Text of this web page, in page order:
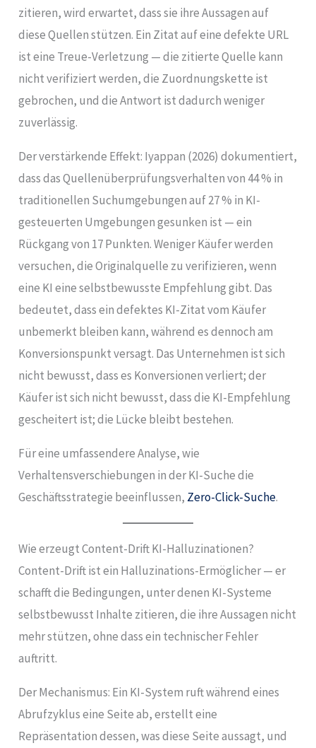
zitieren, wird erwartet, dass sie ihre Aussagen auf
diese Quellen stützen. Ein Zitat auf eine defekte URL
ist eine Treue-Verletzung — die zitierte Quelle kann
nicht verifiziert werden, die Zuordnungskette ist
gebrochen, und die Antwort ist dadurch weniger
zuverlässig.
Der verstärkende Effekt: Iyappan (2026) dokumentiert,
dass das Quellenüberprüfungsverhalten von 44 % in
traditionellen Suchumgebungen auf 27 % in KI-
gesteuerten Umgebungen gesunken ist — ein
Rückgang von 17 Punkten. Weniger Käufer werden
versuchen, die Originalquelle zu verifizieren, wenn
eine KI eine selbstbewusste Empfehlung gibt. Das
bedeutet, dass ein defektes KI-Zitat vom Käufer
unbemerkt bleiben kann, während es dennoch am
Konversionspunkt versagt. Das Unternehmen ist sich
nicht bewusst, dass es Konversionen verliert; der
Käufer ist sich nicht bewusst, dass die KI-Empfehlung
gescheitert ist; die Lücke bleibt bestehen.
Für eine umfassendere Analyse, wie
Verhaltensverschiebungen in der KI-Suche die
Geschäftsstrategie beeinflussen, Zero-Click-Suche.
Wie erzeugt Content-Drift KI-Halluzinationen?
Content-Drift ist ein Halluzinations-Ermöglicher — er
schafft die Bedingungen, unter denen KI-Systeme
selbstbewusst Inhalte zitieren, die ihre Aussagen nicht
mehr stützen, ohne dass ein technischer Fehler
auftritt.
Der Mechanismus: Ein KI-System ruft während eines
Abrufzyklus eine Seite ab, erstellt eine
Repräsentation dessen, was diese Seite aussagt, und